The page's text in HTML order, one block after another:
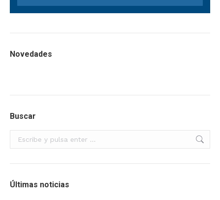
Novedades
Buscar
Buscar:
Últimas noticias